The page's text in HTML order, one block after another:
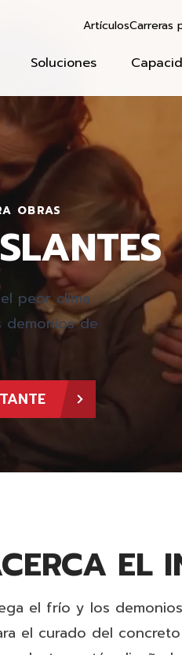
Soluciones
ArtículosCarreras
OBRAS
peor clima
demonios de
EL
el frío y los
el curado del concreto